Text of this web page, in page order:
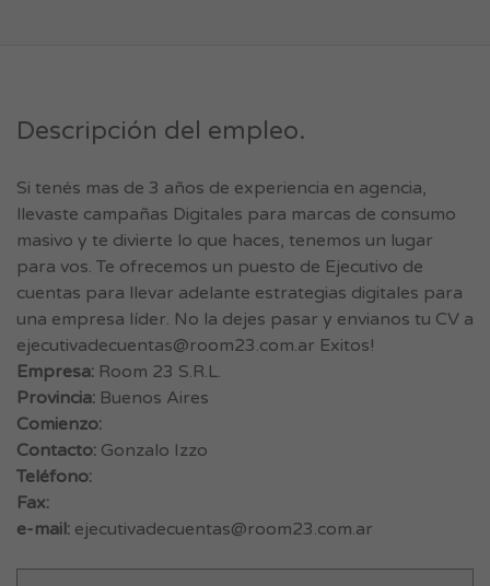
Descripción del empleo.
Si tenés mas de 3 años de experiencia en agencia,
llevaste campañas Digitales para marcas de consumo
masivo y te divierte lo que haces, tenemos un lugar
para vos. Te ofrecemos un puesto de Ejecutivo de
cuentas para llevar adelante estrategias digitales para
una empresa líder. No la dejes pasar y envianos tu CV a
ejecutivadecuentas@room23.com.ar Exitos!
Empresa: Room 23 S.R.L.
Provincia: Buenos Aires
Comienzo:
Contacto: Gonzalo Izzo
Teléfono:
Fax:
e-mail: ejecutivadecuentas@room23.com.ar